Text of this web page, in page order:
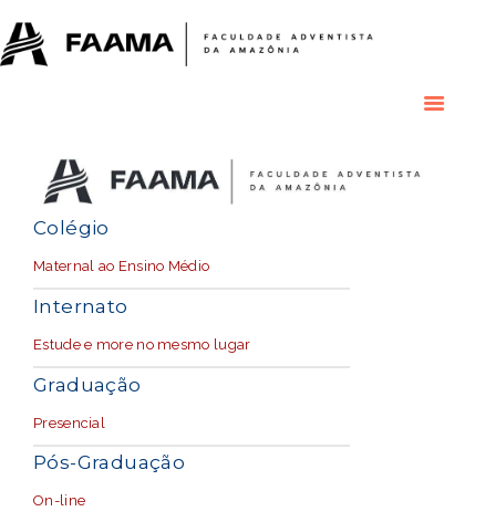
COLÉGIO
GRADUAÇÃO
PÓS GRADUAÇÃO
PESQUISA E
EXTENSÃO
INSTITUCIONAL
Colégio
Maternal ao Ensino Médio
Internato
Estude e more no mesmo lugar
Graduação
Presencial
Pós-Graduação
On-line